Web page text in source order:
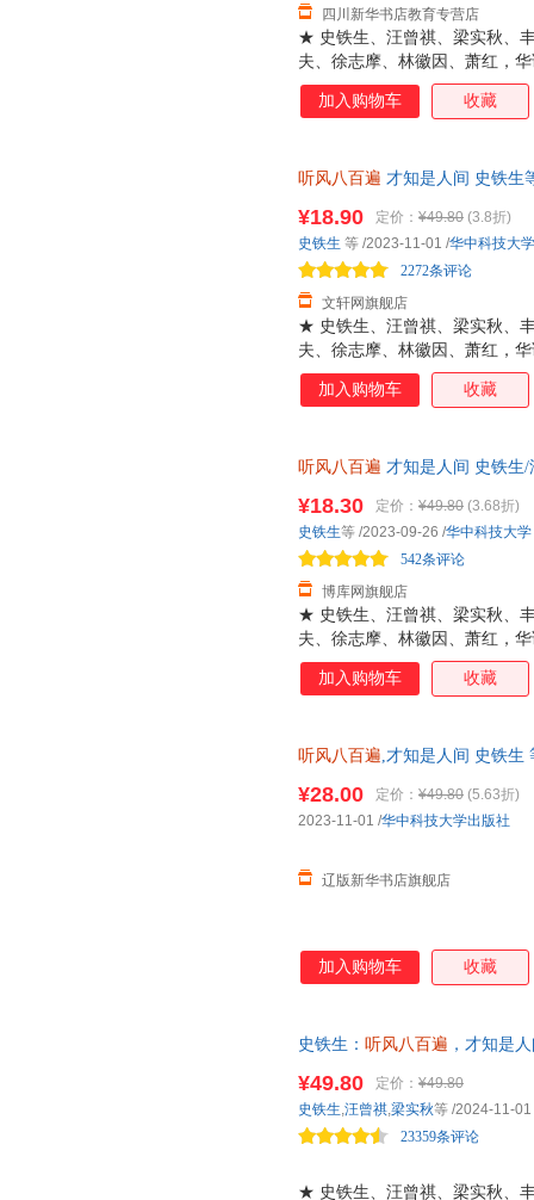
★ 史铁生、汪曾祺、梁实秋、
夫、徐志摩、林徽因、萧红，
★ 收录《秋天的怀念》《合欢
篇散文经典作品，多篇文章入
读者》多次深情诵读，《人民
玄、朱光潜、朱自清、俞平伯
的名家散文经典读本。★ 装帧
为主色调，深沉典雅
四川新华书店教育专营店
加入购物车 收藏
听风八百遍 才知是人间 史铁生
货，85%城市次日达，团购优
★ 史铁生、汪曾祺、梁实秋、
夫、徐志摩、林徽因、萧红，
★ 收录《秋天的怀念》《合欢
篇散文经典作品，多篇文章入
读者》多次深情诵读，《人民
玄、朱光潜、朱自清、俞平伯
的名家散文经典读本。★ 装帧
为主色调，深沉典雅
¥18.90 定价： ¥49.80 (3.8折)
文轩网旗舰店
2272条评论
史铁生 等 /2023-11-01 /华中科技大
加入购物车 收藏
听风八百遍 才知是人间 史铁生
★ 史铁生、汪曾祺、梁实秋、
夫、徐志摩、林徽因、萧红，
★ 收录《秋天的怀念》《合欢
篇散文经典作品，多篇文章入
《朗读者》多次深情诵读，《
林清玄、朱光潜、朱自清、俞
读者的名家散文经典读本。 ★
¥18.30 定价： ¥49.80 (3.68折)
博库网旗舰店
542条评论
史铁生等 /2023-09-26 /华中科技大学
加入购物车 收藏
听风八百遍,才知是人间 史铁生
¥28.00 定价： ¥49.80 (5.63折)
辽版新华书店旗舰店
2023-11-01 /华中科技大学出版社
加入购物车 收藏
史铁生： 听风八百遍 ，才知是
遍，才知是人间3》火热上市中
目，令无数读者为之落泪的散
间。@桃年 手绘插图，赠书签1
★ 史铁生、汪曾祺、梁实秋、
¥49.80 定价： ¥49.80
23359条评论
史铁生,汪曾祺,梁实秋等 /2024-11-01